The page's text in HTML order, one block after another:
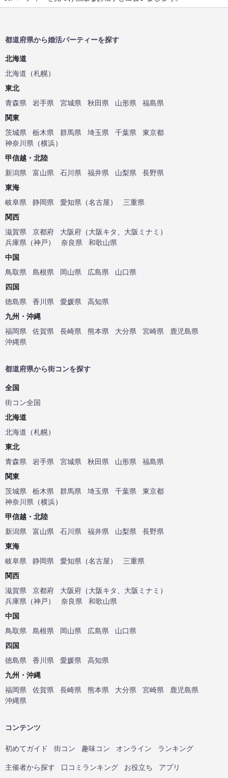
都道府県から婚活パーティーを探す
北海道
北海道 （札幌）
東北
青森県
岩手県 宮城県 秋田県 山形県
福島県
関東
茨城県
栃木県 群馬県 埼玉県 千葉県
東京都
神奈川県 （横浜）
甲信越・北陸
新潟県
富山県 石川県 福井県 山梨県
長野県
東海
岐阜県
静岡県 愛知県 （名古屋）
三重県
関西
滋賀県
京都府 大阪府 （大阪キタ 大阪ミナミ ）
兵庫県 （神戸） 奈良県
和歌山県
中国
鳥取県
島根県 岡山県 広島県
山口県
四国
徳島県
香川県 愛媛県
高知県
九州・沖縄
福岡県
佐賀県 長崎県 熊本県 大分県 宮崎県
鹿児島県
沖縄県
都道府県から街コンを探す
全国
街コン全国
北海道
北海道 （札幌）
東北
青森県
岩手県 宮城県 秋田県 山形県
福島県
関東
茨城県
栃木県 群馬県 埼玉県 千葉県
東京都
神奈川県 （横浜）
甲信越・北陸
新潟県
富山県 石川県 福井県 山梨県
長野県
東海
岐阜県
静岡県 愛知県 （名古屋）
三重県
関西
滋賀県
京都府 大阪府 （大阪キタ 大阪ミナミ ）
兵庫県 （神戸） 奈良県
和歌山県
中国
鳥取県
島根県 岡山県 広島県
山口県
四国
徳島県
香川県 愛媛県
高知県
九州・沖縄
福岡県
佐賀県 長崎県 熊本県 大分県 宮崎県
鹿児島県
沖縄県
コンテンツ
初めてガイド 街コン 趣味コン オンライン ランキング
主催者から探す 口コミランキング お役立ち アプリ